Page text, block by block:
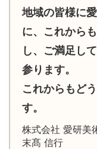
地域の皆様に
に、これから
し、ご満足し
参ります。
これからもど
す。
株式会社 愛研美
末髙 信行